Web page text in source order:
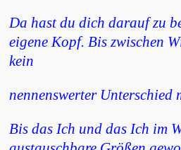
Da hast du dich darauf zu
eigene Kopf. Bis zwischen
kein
nennenswerter Unterschied
Bis das Ich und das Ich im